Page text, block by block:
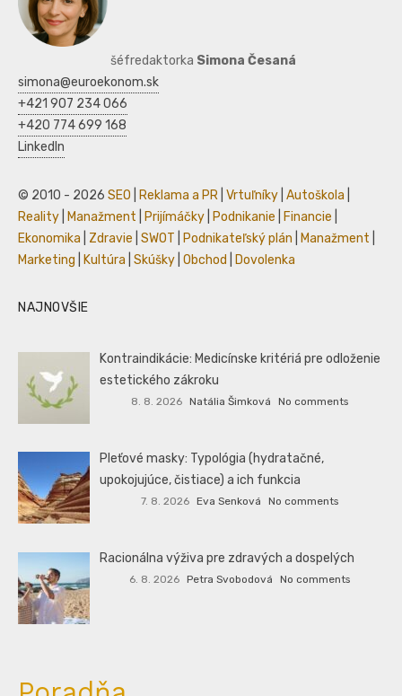
šéfredaktorka Simona Česaná
simona@euroekonom.sk
+421 907 234 066
+420 774 699 168
LinkedIn
© 2010 - 2026 SEO Reklama a PR Vrtuľníky Autoškola
Reality
Manažment Prijímáčky Podnikanie Financie
Ekonomika
Zdravie SWOT Podnikateľský plán Manažment
Marketing
Kultúra Skúšky Obchod Dovolenka
NAJNOVŠIE
Kontraindikácie: Medicínske kritériá pre odloženie
estetického zákroku
8. 8. 2026 Natália Šimková No comments
Pleťové masky: Typológia (hydratačné,
upokojujúce, čistiace) a ich funkcia
7. 8. 2026 Eva Senková No comments
Racionálna výživa pre zdravých a dospelých
6. 8. 2026 Petra Svobodová No comments